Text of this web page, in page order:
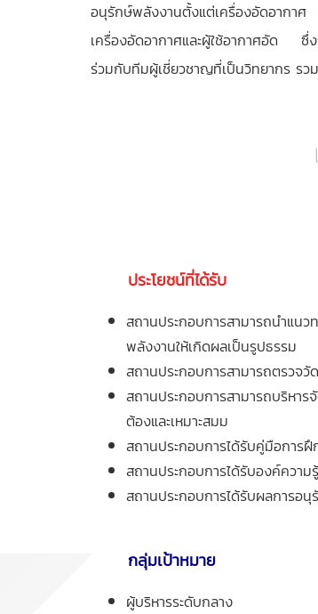
อนุรักษ์พลังงานตั้งแต่เครื่องอัดอากาศ
เครื่องอัดอากาศและผู้ใช้อากาศอัด ซึ่ง
ร่วมกับทีมผู้เชี่ยวชาญที่เป็นวิทยากร รว
ประโยชน์ที่ได้รับ
สถานประกอบการสามารถนำแน
พลังงานให้เกิดผลเป็นรูปธรรม
สถานประกอบการสามารถตรวจวั
สถานประกอบการสามารถบริหา
ต้องและเหมาะสมม
สถานประกอบการได้รับคู่มือการ
สถานประกอบการได้รับองค์ควา
สถานประกอบการได้รับผลการอ
กลุ่มเป้าหมาย
ผู้บริหารระดับกลาง